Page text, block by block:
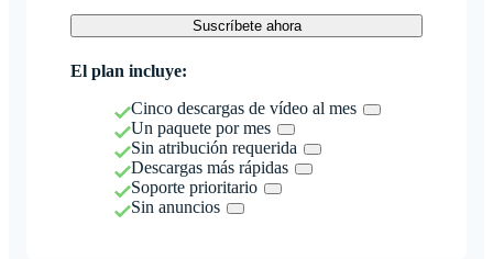
Suscríbete ahora
El plan incluye:
Cinco descargas de vídeo al mes
Un paquete por mes
Sin atribución requerida
Descargas más rápidas
Soporte prioritario
Sin anuncios